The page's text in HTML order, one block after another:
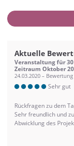
Aktuelle
Veranstaltung für
Zeitraum Oktober
24.03.2020 –
Sehr gut
Rückfragen zu dem
Sehr freundlich und
Abwicklung des